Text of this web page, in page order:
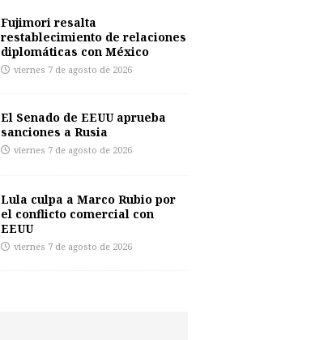
Fujimori resalta
restablecimiento de relaciones
diplomáticas con México
viernes 7 de agosto de 2026
El Senado de EEUU aprueba
sanciones a Rusia
viernes 7 de agosto de 2026
Lula culpa a Marco Rubio por
el conflicto comercial con
EEUU
viernes 7 de agosto de 2026